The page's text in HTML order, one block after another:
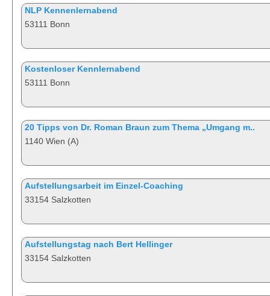
NLP Kennenlernabend
53111 Bonn
Kostenloser Kennlernabend
53111 Bonn
20 Tipps von Dr. Roman Braun zum Thema „Umgang m..
1140 Wien (A)
Aufstellungsarbeit im Einzel-Coaching
33154 Salzkotten
Aufstellungstag nach Bert Hellinger
33154 Salzkotten